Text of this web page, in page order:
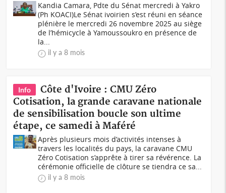
Kandia Camara, Pdte du Sénat mercredi à Yakro
(Ph KOACI)Le Sénat ivoirien s’est réuni en séance
plénière le mercredi 26 novembre 2025 au siège
de l’hémicycle à Yamoussoukro en présence de
la...
il y a 8 mois
Info
Côte d'Ivoire : CMU Zéro
Cotisation, la grande caravane nationale
de sensibilisation boucle son ultime
étape, ce samedi à Maféré
Après plusieurs mois d’activités intenses à
travers les localités du pays, la caravane CMU
Zéro Cotisation s’apprête à tirer sa révérence. La
cérémonie officielle de clôture se tiendra ce sa...
il y a 8 mois